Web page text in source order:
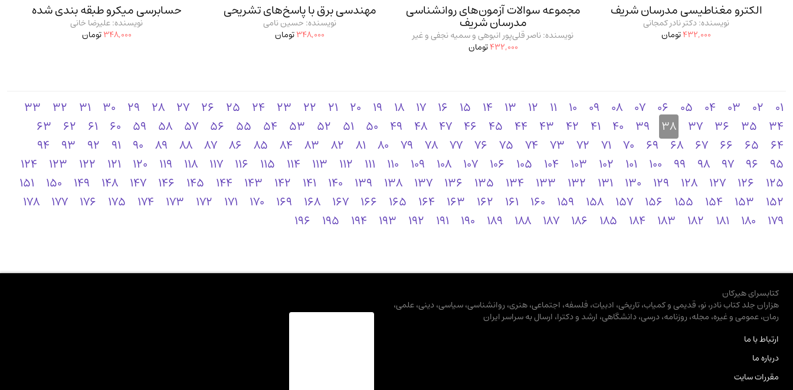
الکترو مغناطیسی مدرسان شریف
نویسنده: دکتر نادر کمجانی
432,000تومان
مجموعه سوالات آزمون‌های روانشناسی
مدرسان شریف
نویسنده: ناصر قلی‌پور انبوهی و سمیه نجفی و غیر
432,000تومان
مهندسی برق با پاسخ‌های تشریحی
نویسنده: حسین نامی
348,000تومان
حسابرسی میکرو طبقه بندی شده
نویسنده: علیرضا خانی
348,000تومان
01
02
03
04
05
06
07
08
09
10
11
12
13
14
15
16
17
18
19
20
21
22
23
24
25
26
27
28
29
30
31
32
33
34
35
36
37
38
39
40
41
42
43
44
45
46
47
48
49
50
51
52
53
54
55
56
57
58
59
60
61
62
63
64
65
66
67
68
69
70
71
72
73
74
75
76
77
78
79
80
81
82
83
84
85
86
87
88
89
90
91
92
93
94
95
96
97
98
99
100
101
102
103
104
105
106
107
108
109
110
111
112
113
114
115
116
117
118
119
120
121
122
123
124
125
126
127
128
129
130
131
132
133
134
135
136
137
138
139
140
141
142
143
144
145
146
147
148
149
150
151
152
153
154
155
156
157
158
159
160
161
162
163
164
165
166
167
168
169
170
171
172
173
174
175
176
177
178
179
180
181
182
183
184
185
186
187
188
189
190
191
192
193
194
195
196
کتابسرای هیرکان
هزاران جلد کتاب نادر، نو، قدیمی و کمیاب، تاریخی، ادبیات، فلسفه، اجتماعی، هنری، روانشناسی، سیاسی، دینی، علمی،
رمان، عمومی و غیره، مجله، روزنامه، درسی، دانشگاهی، ارشد و دکترا، ارسال به سراسر ایران
ارتباط با ما
درباره ما
مقررات سایت